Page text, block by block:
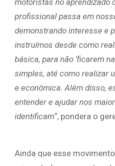
motoristas no aprendizado
profissional passa em
demonstrando interesse e
instruímos desde como
básica, para não ‘ficarem
simples, até como realizar
e econômica. Além disso,
entender e ajudar nos
identificam“, pondera o
Ainda que esse